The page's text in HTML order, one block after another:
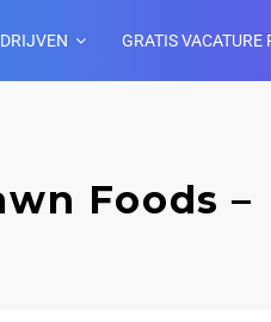
GRATIS VACATURE
Foods –